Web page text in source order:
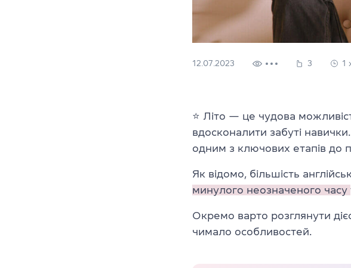
12.07.2023 3 1
⭐️ Літо — це чудова
вдосконалити забуті
одним з ключових етапів до
Як відомо, більшість
минулого неозначеного часу
Окремо варто розглянути
чимало особливостей.